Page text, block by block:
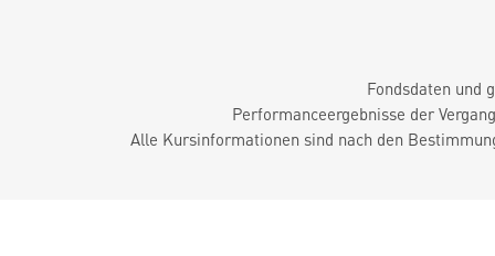
Fondsdaten und
Performanceergebnisse der
Alle Kursinformationen sind nach den